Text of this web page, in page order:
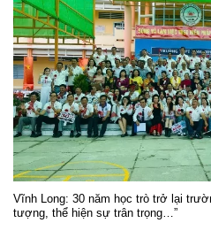
Vĩnh Long: 30 năm học trò trở lại
tượng, thể hiện sự trân trọng…”